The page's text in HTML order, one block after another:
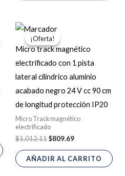
¡Oferta!
¡Oferta!
Micro track magnético
electrificado con 1 pista
lateral cilíndrico aluminio
acabado negro 24 V cc 90 cm
de longitud protección IP20
Micro Track magnético
electrificado
$1,012.11
El
precio
original
era:
$1,012.11.
$809.69
es:
$809.69.
AÑADIR AL CARRITO